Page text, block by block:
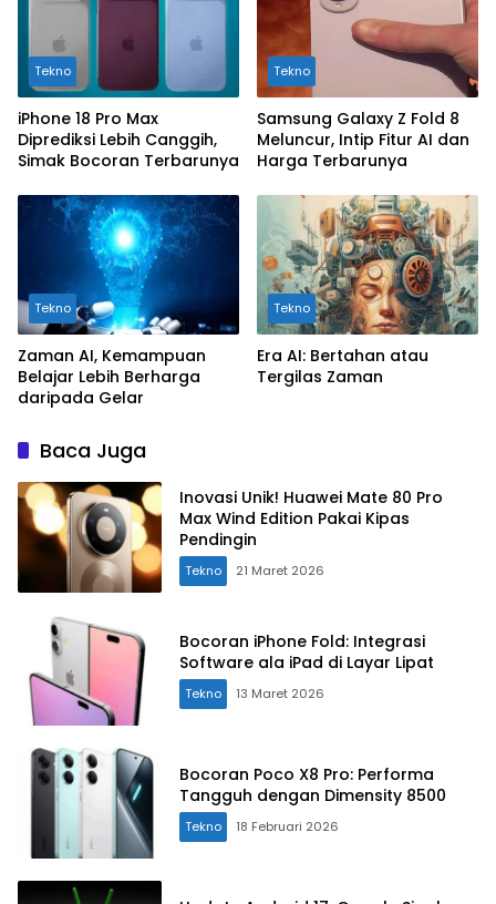
Tekno
iPhone 18 Pro Max
Diprediksi Lebih Canggih,
Simak Bocoran Terbarunya
Tekno
Samsung Galaxy Z Fold 8
Meluncur, Intip Fitur AI dan
Harga Terbarunya
Tekno
Zaman AI, Kemampuan
Belajar Lebih Berharga
daripada Gelar
Tekno
Era AI: Bertahan atau
Tergilas Zaman
Baca Juga
Inovasi Unik! Huawei Mate 80 Pro
Max Wind Edition Pakai Kipas
Pendingin
Tekno 21 Maret 2026
Bocoran iPhone Fold: Integrasi
Software ala iPad di Layar Lipat
Tekno 13 Maret 2026
Bocoran Poco X8 Pro: Performa
Tangguh dengan Dimensity 8500
Tekno 18 Februari 2026